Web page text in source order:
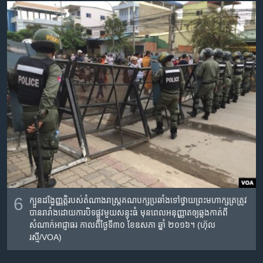
6
ក្បួនដង្ហែញ្ញតិ្ត​របស់​តំណាងរាស្រ្ត​គណបក្ស​ប្រឆាំង​ទៅ​ថ្វាយ​​ព្រះមហាក្សត្រ​​ត្រូវ​
បាន​រារាំង​ដោយ​ការ​បិទផ្លូវ​​មួយ​សន្ទុះ​ធំ​ មុនពេលអនុញ្ញាត​ឲ្យ​ឆ្លង​កាត់​ពី​
សំណាក់​អាជ្ញាធរ កាល​ពី​ថ្ងៃ​ទី៣០ ខែ​ឧសភា ឆ្នាំ​ ២០១៦។ (ហ៊ុល
រស្មី/VOA)